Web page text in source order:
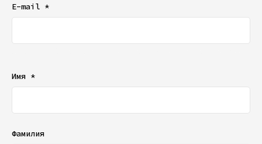
E-mail *
Имя *
Фамилия